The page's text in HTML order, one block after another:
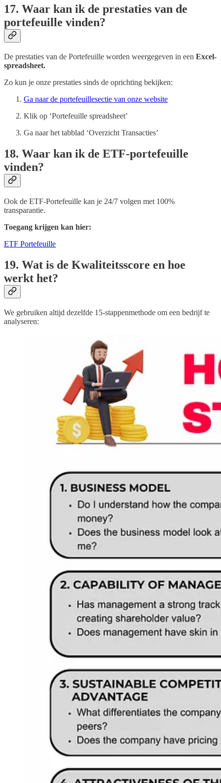
17. Waar kan ik de prestaties van de
portefeuille vinden?
De prestaties van de Portefeuille worden weergegeven in een Excel-
spreadsheet.
Zo kun je onze prestaties sinds de oprichting bekijken:
Ga naar de portefeuillesectie van onze website
Klik op ‘Portefeuille spreadsheet’
Ga naar het tabblad ‘Overzicht Transacties’
18. Waar kan ik de ETF-portefeuille
vinden?
Ook de ETF-Portefeuille kan je 24/7 volgen met 100%
transparantie.
Toegang krijgen kan hier:
ETF Portefeuille
19. Wat is de Kwaliteitsscore en hoe
werkt het?
We gebruiken altijd dezelfde 15-stappenmethode om een bedrijf te
analyseren: